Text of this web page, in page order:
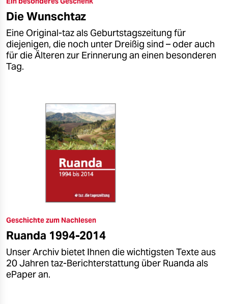
epaper login
Die Wunschtaz
Eine Original-taz als Geburtstagszeitung für
diejenigen, die noch unter Dreißig sind – oder auch
für die Älteren zur Erinnerung an einen besonderen
Tag.
Geschichte zum Nachlesen
Ruanda 1994-2014
Unser Archiv bietet Ihnen die wichtigsten Texte aus
20 Jahren taz-Berichterstattung über Ruanda als
ePaper an.